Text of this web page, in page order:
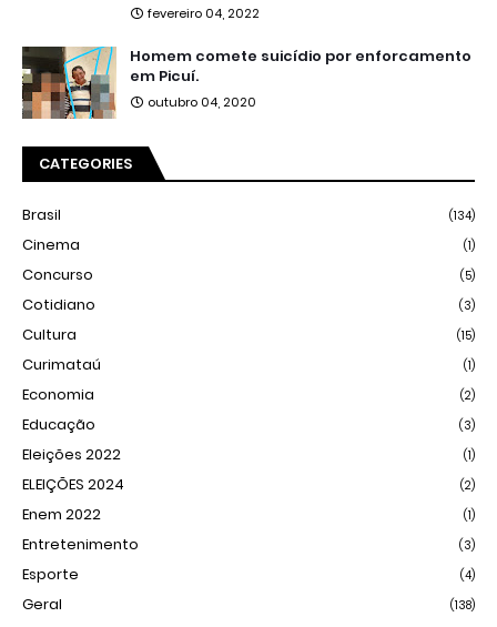
fevereiro 04, 2022
Homem comete suicídio por enforcamento
em Picuí.
outubro 04, 2020
CATEGORIES
Brasil (134)
Cinema (1)
Concurso (5)
Cotidiano (3)
Cultura (15)
Curimataú (1)
Economia (2)
Educação (3)
Eleições 2022 (1)
ELEIÇÕES 2024 (2)
Enem 2022 (1)
Entretenimento (3)
Esporte (4)
Geral (138)